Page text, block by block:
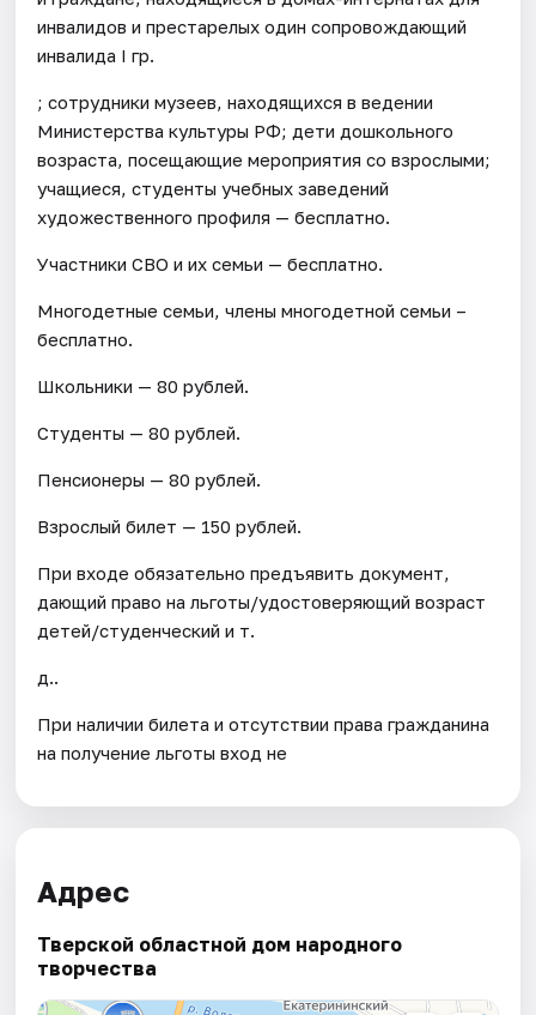
инвалидов и престарелых один сопровождающий
инвалида I гр.
; сотрудники музеев, находящихся в ведении
Министерства культуры РФ; дети дошкольного
возраста, посещающие мероприятия со взрослыми;
учащиеся, студенты учебных заведений
художественного профиля — бесплатно.
Участники СВО и их семьи — бесплатно.
Многодетные семьи, члены многодетной семьи –
бесплатно.
Школьники — 80 рублей.
Студенты — 80 рублей.
Пенсионеры — 80 рублей.
Взрослый билет — 150 рублей.
При входе обязательно предъявить документ,
дающий право на льготы/удостоверяющий возраст
детей/студенческий и т.
д..
При наличии билета и отсутствии права гражданина
на получение льготы вход не
Адрес
Тверской областной дом народного
творчества